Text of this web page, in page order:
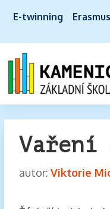
E-twinning
Vaření
autor: Viktorie